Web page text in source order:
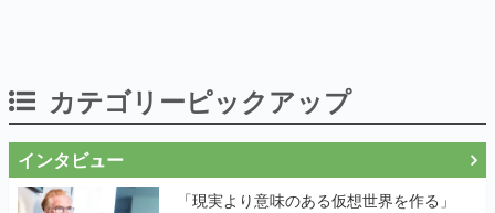
カテゴリーピックアップ
インタビュー
「現実より意味のある仮想世界を作る」